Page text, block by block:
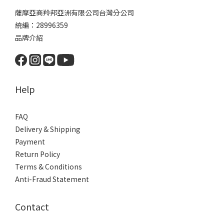
薩摩亞商羚邦亞洲有限公司台灣分公司
統編：28996359
品牌介紹
Help
FAQ
Delivery & Shipping
Payment
Return Policy
Terms & Conditions
Anti-Fraud Statement
Contact